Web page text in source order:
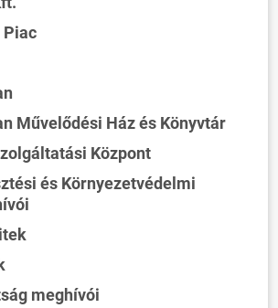
Piac
Művelődési Ház és Könyvtár
Központ
és Környezetvédelmi
meghívói